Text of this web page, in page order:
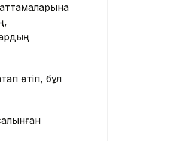
өтіп, бұл